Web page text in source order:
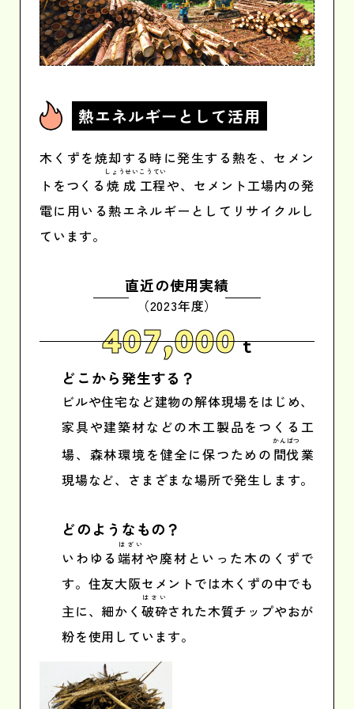
熱エネルギーとして活用
木くずを焼却する時に発生する熱を、セメン
トをつくる 焼成
しょうせい
工程
こうてい
や、セメント工場内の発
電に用いる熱エネルギーとしてリサイクルし
ています。
直近の使用実績
（2023年度）
407,000 t
どこから発生する？
ビルや住宅など建物の解体現場をはじめ、
家具や建築材などの木工製品をつくる工
場、森林環境を健全に保つための 間伐
かんばつ
業
現場など、さまざまな場所で発生します。
どのようなもの？
いわゆる端材
はざい
や廃材といった木のくずで
す。住友大阪セメントでは木くずの中でも
主に、細かく 破砕
はさい
された木質チップやおが
粉を使用しています。